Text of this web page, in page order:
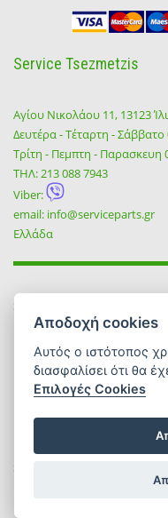
Service Tsezmetzis
Αγίου Νικολάου 11, 13123
Δευτέρα - Τέταρτη - Σάββατο
Τρίτη - Πεμπτη - Παρασκευη
ΤΗΛ:213 088 7943
Viber:
email: info@serviceparts.gr
Ελλάδα
SOCIAL
Service Tsezmetzis 2026 | All
Αποδοχή cookies
Αυτός ο ιστότοπος
διασφαλίσει ότι θα
Επιλογές Cookies